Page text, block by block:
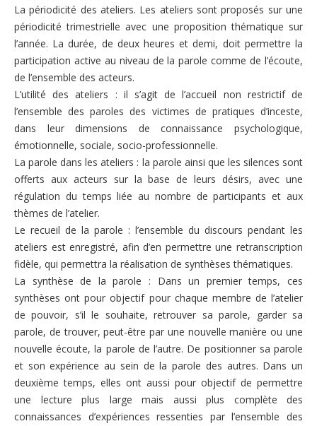
Campagnes
Adhérer
Nous soutenir
Nous contacter
La périodicité des ateliers. Les ateliers sont proposés sur une
périodicité trimestrielle avec une proposition thématique sur
l’année. La durée, de deux heures et demi, doit permettre la
participation active au niveau de la parole comme de l’écoute,
de l’ensemble des acteurs.
L’utilité des ateliers : il s’agit de l’accueil non restrictif de
l’ensemble des paroles des victimes de pratiques d’inceste,
dans leur dimensions de connaissance psychologique,
émotionnelle, sociale, socio-professionnelle.
La parole dans les ateliers : la parole ainsi que les silences sont
offerts aux acteurs sur la base de leurs désirs, avec une
régulation du temps liée au nombre de participants et aux
thèmes de l’atelier.
Le recueil de la parole : l’ensemble du discours pendant les
ateliers est enregistré, afin d’en permettre une retranscription
fidèle, qui permettra la réalisation de synthèses thématiques.
La synthèse de la parole : Dans un premier temps, ces
synthèses ont pour objectif pour chaque membre de l’atelier
de pouvoir, s’il le souhaite, retrouver sa parole, garder sa
parole, de trouver, peut-être par une nouvelle manière ou une
nouvelle écoute, la parole de l’autre. De positionner sa parole
et son expérience au sein de la parole des autres. Dans un
deuxième temps, elles ont aussi pour objectif de permettre
une lecture plus large mais aussi plus complète des
connaissances d’expériences ressenties par l’ensemble des